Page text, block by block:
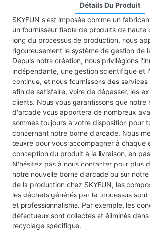
Détails Du Produit
SKYFUN s'est imposée comme un
un fournisseur fiable de produits de haute
long du processus de production, nous
rigoureusement le système de gestion de
Depuis notre création, nous privilégions
indépendante, une gestion scientifique et
continue, et nous fournissons des
afin de satisfaire, voire de dépasser, les
clients. Nous vous garantissons que notre
d'arcade vous apportera de nombreux
sommes toujours à votre disposition pour
concernant notre borne d'arcade. Nous
œuvre pour vous accompagner à chaque
conception du produit à la livraison, en
N'hésitez pas à nous contacter pour plus
notre nouvelle borne d'arcade ou sur
de la production chez SKYFUN, les
les déchets générés par le processus
et professionnalisme. Par exemple, les
défectueux sont collectés et éliminés
recyclage spécifique.